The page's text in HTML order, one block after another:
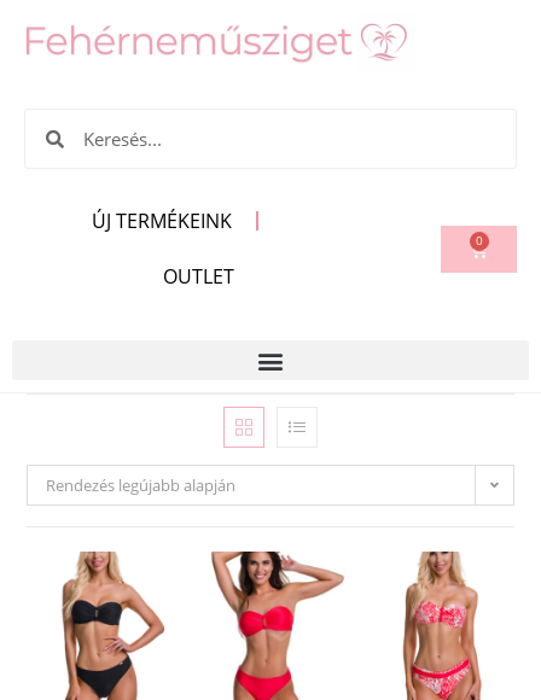
ÚJ TERMÉKEINK
OUTLET
0
Rendezés legújabb alapján